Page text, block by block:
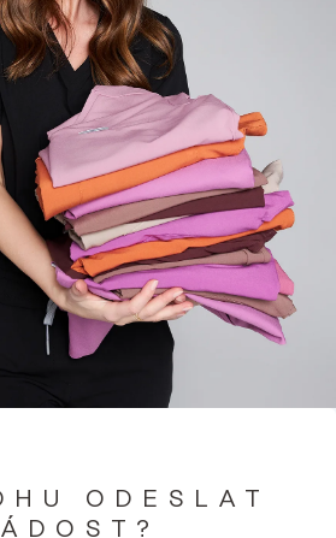
ODESLAT